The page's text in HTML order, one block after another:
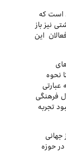
است که
نیز باز
این
نحوه
عبارتی
فرهنگی
تجربه
جهانی
حوزه